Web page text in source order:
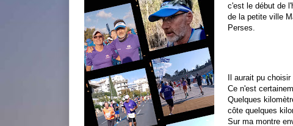
c'est le début de
de la petite ville
Perses.
Il aurait pu
Ce n'est
Quelques
côte quelques
Sur ma montre